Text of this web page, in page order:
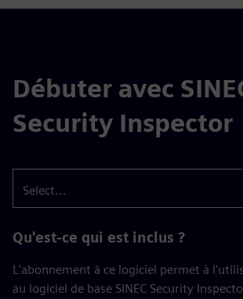
Débuter avec
Security Inspector
Select...
Qu'est-ce qui est inclus ?
L'abonnement à ce logiciel permet à
au logiciel de base SINEC Security